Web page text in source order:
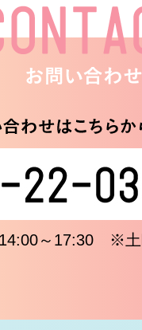
～17:30 ※土